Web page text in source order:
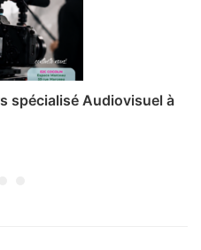
spécialisé Audiovisuel à